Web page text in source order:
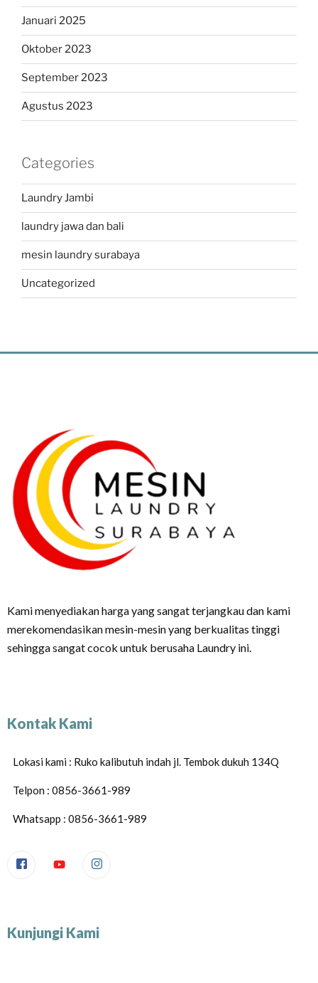
Januari 2025
Oktober 2023
September 2023
Agustus 2023
Categories
Laundry Jambi
laundry jawa dan bali
mesin laundry surabaya
Uncategorized
Kami menyediakan harga yang sangat terjangkau dan kami
merekomendasikan mesin-mesin yang berkualitas tinggi
sehingga sangat cocok untuk berusaha Laundry ini.
Kontak Kami
Lokasi kami : Ruko kalibutuh indah jl. Tembok dukuh 134Q
Telpon : 0856-3661-989
Whatsapp : 0856-3661-989
Kunjungi Kami